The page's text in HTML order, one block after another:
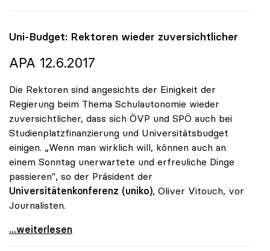
Uni-Budget: Rektoren wieder zuversichtlicher
APA 12.6.2017
Die Rektoren sind angesichts der Einigkeit der
Regierung beim Thema Schulautonomie wieder
zuversichtlicher, dass sich ÖVP und SPÖ auch bei
Studienplatzfinanzierung und Universitätsbudget
einigen. „Wenn man wirklich will, können auch an
einem Sonntag unerwartete und erfreuliche Dinge
passieren", so der Präsident der
Universitätenkonferenz (uniko), Oliver Vitouch, vor
Journalisten.
Uni-Budget: Rektoren wieder zuversichtlicher
...weiterlesen